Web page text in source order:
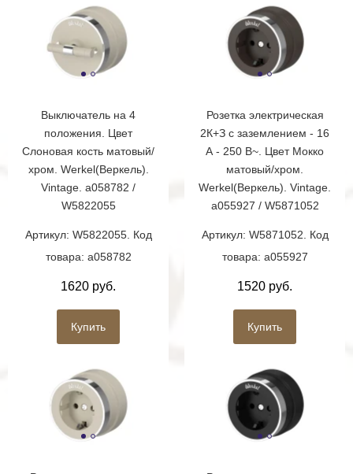
Выключатель на 4
положения. Цвет
Слоновая кость матовый/
хром. Werkel(Веркель).
Vintage. a058782 /
W5822055
Артикул: W5822055. Код
товара: a058782
1620 руб.
Купить
Розетка электрическая
2К+З с заземлением - 16
А - 250 В~. Цвет Мокко
матовый/хром.
Werkel(Веркель). Vintage.
a055927 / W5871052
Артикул: W5871052. Код
товара: a055927
1520 руб.
Купить